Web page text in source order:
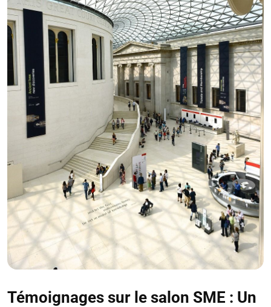
Témoignages sur le salon SME : Un